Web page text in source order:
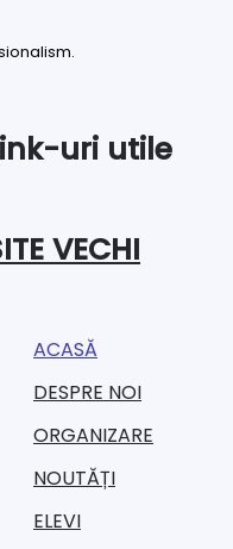
uri utile
VECHI
ACASĂ
DESPRE NOI
ORGANIZARE​
NOUTĂȚI
ELEVI